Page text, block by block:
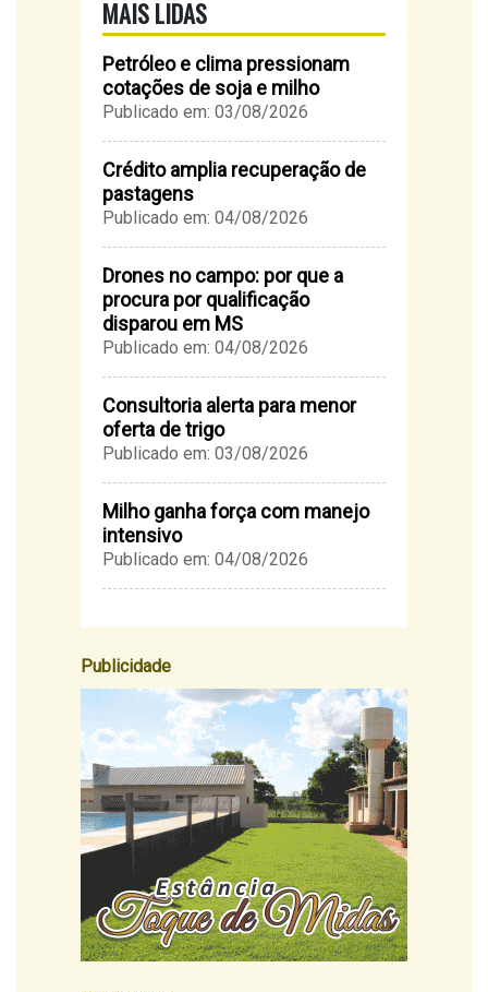
MAIS LIDAS
Petróleo e clima pressionam
cotações de soja e milho
Publicado em: 03/08/2026
Crédito amplia recuperação de
pastagens
Publicado em: 04/08/2026
Drones no campo: por que a
procura por qualificação
disparou em MS
Publicado em: 04/08/2026
Consultoria alerta para menor
oferta de trigo
Publicado em: 03/08/2026
Milho ganha força com manejo
intensivo
Publicado em: 04/08/2026
Publicidade